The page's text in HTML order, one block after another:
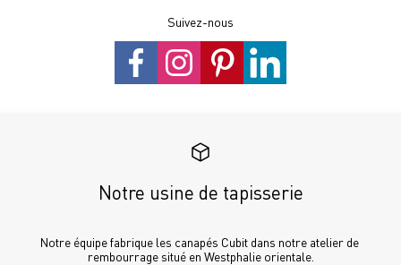
Suivez-nous
Notre usine de tapisserie
Notre équipe fabrique les canapés Cubit dans notre atelier de
rembourrage situé en Westphalie orientale.